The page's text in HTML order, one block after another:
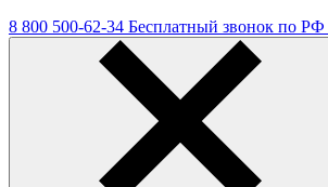
8 800 500-62-34 Бесплатный звонок по РФ